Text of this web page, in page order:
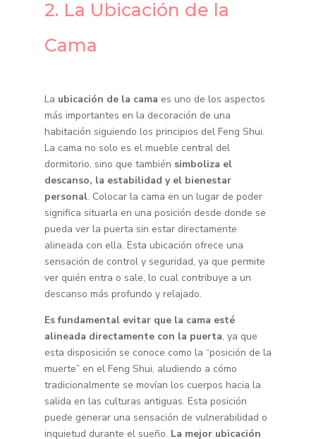
2. La Ubicación de la
Cama
La ubicación de la cama es uno de los aspectos
más importantes en la decoración de una
habitación siguiendo los principios del Feng Shui.
La cama no solo es el mueble central del
dormitorio, sino que también simboliza el
descanso, la estabilidad y el bienestar
personal. Colocar la cama en un lugar de poder
significa situarla en una posición desde donde se
pueda ver la puerta sin estar directamente
alineada con ella. Esta ubicación ofrece una
sensación de control y seguridad, ya que permite
ver quién entra o sale, lo cual contribuye a un
descanso más profundo y relajado.
Es fundamental evitar que la cama esté
alineada directamente con la puerta, ya que
esta disposición se conoce como la “posición de la
muerte” en el Feng Shui, aludiendo a cómo
tradicionalmente se movían los cuerpos hacia la
salida en las culturas antiguas. Esta posición
puede generar una sensación de vulnerabilidad o
inquietud durante el sueño. La mejor ubicación